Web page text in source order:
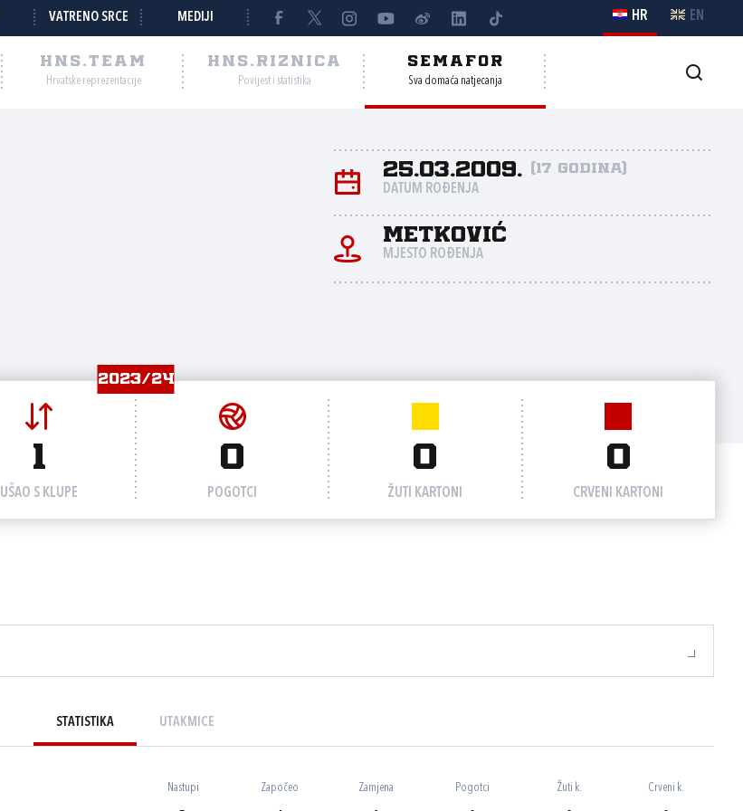
VATRENO SRCE MEDIJI HR EN
HNS.TEAM
Hrvatske reprezentacije
HNS.RIZNICA
Povijest i statistika
SEMAFOR
Sva domaća natjecanja
25.03.2009. (17 godina)
DATUM ROĐENJA
Metković
MJESTO ROĐENJA
2023/24
1
UŠAO S KLUPE
0
POGOTCI
0
ŽUTI KARTONI
0
CRVENI KARTONI
STATISTIKA UTAKMICE
Nastupi Započeo Zamjena Pogotci Žuti k. Crveni k.